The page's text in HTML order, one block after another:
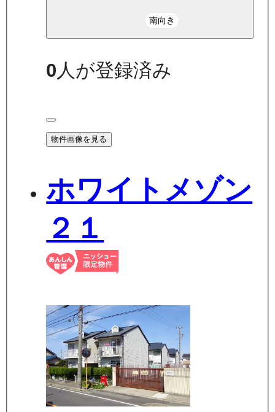
南向き
0人が登録済み
物件画像を見る
ホワイトメゾン
２１